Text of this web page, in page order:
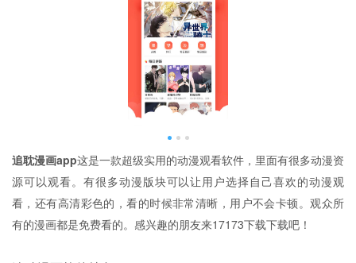
追耽漫画app这是一款超级实用的动漫观看软件，里面有很多动漫资
源可以观看。有很多动漫版块可以让用户选择自己喜欢的动漫观
看，还有高清彩色的，看的时候非常清晰，用户不会卡顿。观众所
有的漫画都是免费看的。感兴趣的朋友来17173下载下载吧！